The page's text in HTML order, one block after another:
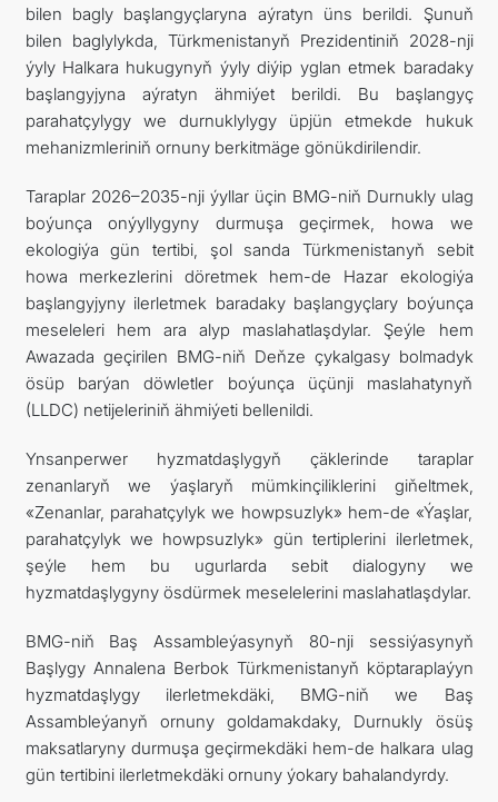
bilen bagly başlangyçlaryna aýratyn üns berildi. Şunuň
bilen baglylykda, Türkmenistanyň Prezidentiniň 2028-nji
ýyly Halkara hukugynyň ýyly diýip yglan etmek baradaky
başlangyjyna aýratyn ähmiýet berildi. Bu başlangyç
parahatçylygy we durnuklylygy üpjün etmekde hukuk
mehanizmleriniň ornuny berkitmäge gönükdirilendir.
Taraplar 2026–2035-nji ýyllar üçin BMG-niň Durnukly ulag
boýunça onýyllygyny durmuşa geçirmek, howa we
ekologiýa gün tertibi, şol sanda Türkmenistanyň sebit
howa merkezlerini döretmek hem-de Hazar ekologiýa
başlangyjyny ilerletmek baradaky başlangyçlary boýunça
meseleleri hem ara alyp maslahatlaşdylar. Şeýle hem
Awazada geçirilen BMG-niň Deňze çykalgasy bolmadyk
ösüp barýan döwletler boýunça üçünji maslahatynyň
(LLDC) netijeleriniň ähmiýeti bellenildi.
Ynsanperwer hyzmatdaşlygyň çäklerinde taraplar
zenanlaryň we ýaşlaryň mümkinçiliklerini giňeltmek,
«Zenanlar, parahatçylyk we howpsuzlyk» hem-de «Ýaşlar,
parahatçylyk we howpsuzlyk» gün tertiplerini ilerletmek,
şeýle hem bu ugurlarda sebit dialogyny we
hyzmatdaşlygyny ösdürmek meselelerini maslahatlaşdylar.
BMG-niň Baş Assambleýasynyň 80-nji sessiýasynyň
Başlygy Annalena Berbok Türkmenistanyň köptaraplaýyn
hyzmatdaşlygy ilerletmekdäki, BMG-niň we Baş
Assambleýanyň ornuny goldamakdaky, Durnukly ösüş
maksatlaryny durmuşa geçirmekdäki hem-de halkara ulag
gün tertibini ilerletmekdäki ornuny ýokary bahalandyrdy.